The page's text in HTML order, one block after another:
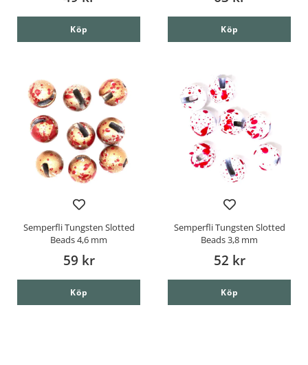
Köp Köp
Semperfli Tungsten Slotted
Beads 4,6 mm
59 kr
Köp
Semperfli Tungsten Slotted
Beads 3,8 mm
52 kr
Köp